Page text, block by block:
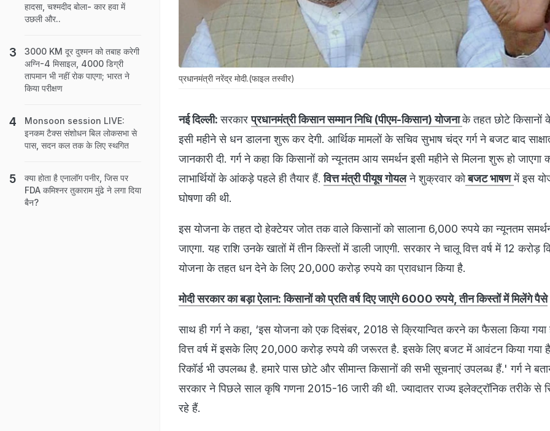
प्रधानमंत्री नरेंद्र मोदी.(फाइल तस्वीर)
नई दिल्ली: सरकारप्रधानमंत्री किसान सम्मान निधि (पीएम-किसान) योजनाके तहत छोटे किसानों
इसी महीने से धन डालना शुरू कर देगी. आर्थिक मामलों के सचिव सुभाष चंद्र गर्ग ने बजट बाद
जानकारी दी. गर्ग ने कहा कि किसानों को न्यूनतम आय समर्थन इसी महीने से मिलना शुरू हो जाएगा
लाभार्थियों के आंकड़े पहले ही तैयार हैं. वित्त मंत्री पीयूष गोयलने शुक्रवार कोबजट भाषण में इस
घोषणा की थी.
इस योजना के तहत दो हेक्टेयर जोत तक वाले किसानों को सालाना 6,000 रुपये का न्यूनतम
जाएगा. यह राशि उनके खातों में तीन किस्तों में डाली जाएगी. सरकार ने चालू वित्त वर्ष में 12 करोड़
योजना के तहत धन देने के लिए 20,000 करोड़ रुपये का प्रावधान किया है.
मोदी सरकार का बड़ा ऐलान: किसानों को प्रति वर्ष दिए जाएंगे 6000 रुपये, तीन किस्तों में मिलेंगे पैसे
साथ ही गर्ग ने कहा, ‘इस योजना को एक दिसंबर, 2018 से क्रियान्वित करने का फैसला किया
वित्त वर्ष में इसके लिए 20,000 करोड़ रुपये की जरूरत है. इसके लिए बजट में आवंटन किया गया
रिकॉर्ड भी उपलब्ध है. हमारे पास छोटे और सीमान्त किसानों की सभी सूचनाएं उपलब्ध हैं.' गर्ग ने
सरकार ने पिछले साल कृषि गणना 2015-16 जारी की थी. ज्यादातर राज्य इलेक्ट्रॉनिक तरीके से
रहे हैं.
हादसा, चश्मदीद बोला- कार हवा में
उछली और..
3000 KM दूर दुश्मन को तबाह करेगी
अग्नि-4 मिसाइल, 4000 डिग्री
तापमान भी नहीं रोक पाएगा; भारत ने
किया परीक्षण
Monsoon session LIVE:
इनकम टैक्स संशोधन बिल लोकसभा से
पास, सदन कल तक के लिए स्थगित
क्या होता है एनालॉग पनीर, जिस पर
FDA कमिश्नर तुकाराम मुंढे ने लगा दिया
बैन?